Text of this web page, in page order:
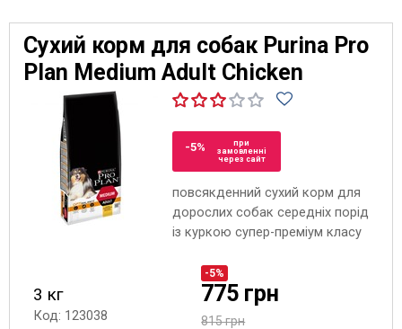
Сухий корм для собак Purina Pro
Plan Medium Adult Chicken
-5%
при
замовленні
через сайт
повсякденний сухий корм для
дорослих собак середніх порід
із куркою супер-преміум класу
3 кг
Код: 123038
-5%
775 грн
815 грн